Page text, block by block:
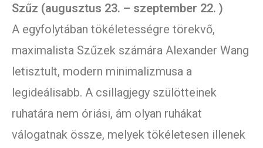
Szűz (augusztus 23. – szeptember 22. )
A egyfolytában tökéletességre törekvő,
maximalista Szűzek számára Alexander Wang
letisztult, modern minimalizmusa a
legideálisabb. A csillagjegy szülötteinek
ruhatára nem óriási, ám olyan ruhákat
válogatnak össze, melyek tökéletesen illenek